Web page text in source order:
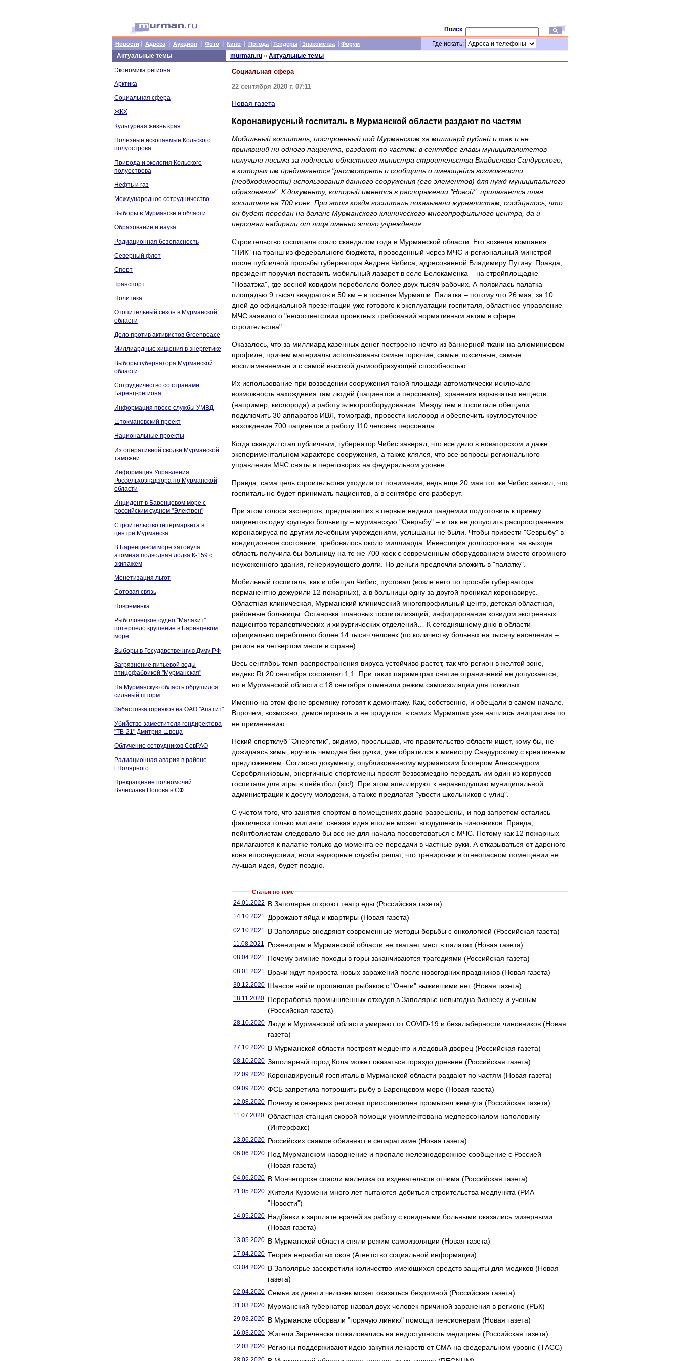
Поиск:
Новости Адреса Аукцион Фото Кино Погода Тендеры Знакомства Форум
Где искать:
Актуальные темы
Экономика региона
Арктика
Социальная сфера
ЖКХ
Культурная жизнь края
Полезные ископаемые Кольского
полуострова
Природа и экология Кольского
полуострова
Нефть и газ
Международное сотрудничество
Выборы в Мурманске и области
Образование и наука
Радиационная безопасность
Северный флот
Спорт
Транспорт
Политика
Отопительный сезон в Мурманской
области
Дело против активистов Greenpeace
Миллиардные хищения в энергетике
Выборы губернатора Мурманской
области
Сотрудничество со странами
Баренц-региона
Информация пресс-службы УМВД
Штокмановский проект
Национальные проекты
Из оперативной сводки Мурманской
таможни
Информация Управления
Россельхознадзора по Мурманской
области
Инцидент в Баренцевом море с
российским судном "Электрон"
Строительство гипермаркета в
центре Мурманска
В Баренцевом море затонула
атомная подводная лодка К-159 с
экипажем
Монетизация льгот
Сотовая связь
Повременка
Рыболовецкое судно "Малахит"
потерпело крушение в Баренцевом
море
Выборы в Государственную Думу РФ
Загрязнение питьевой воды
птицефабрикой "Мурманская"
На Мурманскую область обрушился
сильный шторм
Забастовка горняков на ОАО "Апатит"
Убийство заместителя гендиректора
"ТВ-21" Дмитрия Швеца
Облучение сотрудников СевРАО
Радиационная авария в районе
г.Полярного
Прекращение полномочий
Вячеслава Попова в СФ
murman.ru » Актуальные темы
Социальная сфера
22 сентября 2020 г. 07:11
Новая газета
Коронавирусный госпиталь в Мурманской области раздают по частям
Мобильный госпиталь, построенный под Мурманском за миллиард рублей и так и не
принявший ни одного пациента, раздают по частям: в сентябре главы муниципалитетов
получили письма за подписью областного министра строительства Владислава Сандурского,
в которых им предлагается "рассмотреть и сообщить о имеющейся возможности
(необходимости) использования данного сооружения (его элементов) для нужд муниципального
образования". К документу, который имеется в распоряжении "Новой", прилагается план
госпиталя на 700 коек. При этом когда госпиталь показывали журналистам, сообщалось, что
он будет передан на баланс Мурманского клинического многопрофильного центра, да и
персонал набирали от лица именно этого учреждения.
Строительство госпиталя стало скандалом года в Мурманской области. Его возвела компания
"ПИК" на транш из федерального бюджета, проведенный через МЧС и региональный минстрой
после публичной просьбы губернатора Андрея Чибиса, адресованной Владимиру Путину. Правда,
президент поручил поставить мобильный лазарет в селе Белокаменка – на стройплощадке
"Новатэка", где весной ковидом переболело более двух тысяч рабочих. А появилась палатка
площадью 9 тысяч квадратов в 50 км – в поселке Мурмаши. Палатка – потому что 26 мая, за 10
дней до официальной презентации уже готового к эксплуатации госпиталя, областное управление
МЧС заявило о "несоответствии проектных требований нормативным актам в сфере
строительства".
Оказалось, что за миллиард казенных денег построено нечто из баннерной ткани на алюминиевом
профиле, причем материалы использованы самые горючие, самые токсичные, самые
воспламеняемые и с самой высокой дымообразующей способностью.
Их использование при возведении сооружения такой площади автоматически исключало
возможность нахождения там людей (пациентов и персонала), хранения взрывчатых веществ
(например, кислорода) и работу электрооборудования. Между тем в госпитале обещали
подключить 30 аппаратов ИВЛ, томограф, провести кислород и обеспечить круглосуточное
нахождение 700 пациентов и работу 110 человек персонала.
Когда скандал стал публичным, губернатор Чибис заверял, что все дело в новаторском и даже
экспериментальном характере сооружения, а также клялся, что все вопросы регионального
управления МЧС сняты в переговорах на федеральном уровне.
Правда, сама цель строительства уходила от понимания, ведь еще 20 мая тот же Чибис заявил, что
госпиталь не будет принимать пациентов, а в сентябре его разберут.
При этом голоса экспертов, предлагавших в первые недели пандемии подготовить к приему
пациентов одну крупную больницу – мурманскую "Севрыбу" – и так не допустить распространения
коронавируса по другим лечебным учреждениям, услышаны не были. Чтобы привести "Севрыбу" в
кондиционное состояние, требовалось около миллиарда. Инвестиция долгосрочная: на выходе
область получила бы больницу на те же 700 коек с современным оборудованием вместо огромного
неухоженного здания, генерирующего долги. Но деньги предпочли вложить в "палатку".
Мобильный госпиталь, как и обещал Чибис, пустовал (возле него по просьбе губернатора
перманентно дежурили 12 пожарных), а в больницы одну за другой проникал коронавирус.
Областная клиническая, Мурманский клинический многопрофильный центр, детская областная,
районные больницы. Остановка плановых госпитализаций, инфицирование ковидом экстренных
пациентов терапевтических и хирургических отделений… К сегодняшнему дню в области
официально переболело более 14 тысяч человек (по количеству больных на тысячу населения –
регион на четвертом месте в стране).
Весь сентябрь темп распространения вируса устойчиво растет, так что регион в желтой зоне,
индекс Rt 20 сентября составлял 1,1. При таких параметрах снятие ограничений не допускается,
но в Мурманской области с 18 сентября отменили режим самоизоляции для пожилых.
Именно на этом фоне времянку готовят к демонтажу. Как, собственно, и обещали в самом начале.
Впрочем, возможно, демонтировать и не придется: в самих Мурмашах уже нашлась инициатива по
ее применению.
Некий спортклуб "Энергетик", видимо, прослышав, что правительство области ищет, кому бы, не
дожидаясь зимы, вручить чемодан без ручки, уже обратился к министру Сандурскому с креативным
предложением. Согласно документу, опубликованному мурманским блогером Александром
Серебряниковым, энергичные спортсмены просят безвозмездно передать им один из корпусов
госпиталя для игры в пейнтбол (sic!). При этом апеллируют к неравнодушию муниципальной
администрации к досугу молодежи, а также предлагая "увести школьников с улиц".
С учетом того, что занятия спортом в помещениях давно разрешены, и под запретом остались
фактически только митинги, свежая идея вполне может воодушевить чиновников. Правда,
пейнтболистам следовало бы все же для начала посоветоваться с МЧС. Потому как 12 пожарных
прилагаются к палатке только до момента ее передачи в частные руки. А отказываться от дареного
коня впоследствии, если надзорные службы решат, что тренировки в огнеопасном помещении не
лучшая идея, будет поздно.
Статьи по теме
24.01.2022 В Заполярье откроют театр еды (Российская газета)
14.10.2021 Дорожают яйца и квартиры (Новая газета)
02.10.2021 В Заполярье внедряют современные методы борьбы с онкологией (Российская газета)
11.08.2021 Роженицам в Мурманской области не хватает мест в палатах (Новая газета)
08.04.2021 Почему зимние походы в горы заканчиваются трагедиями (Российская газета)
08.01.2021 Врачи ждут прироста новых заражений после новогодних праздников (Новая газета)
30.12.2020 Шансов найти пропавших рыбаков с "Онеги" выжившими нет (Новая газета)
18.11.2020 Переработка промышленных отходов в Заполярье невыгодна бизнесу и ученым
(Российская газета)
28.10.2020 Люди в Мурманской области умирают от COVID-19 и безалаберности чиновников (Новая
газета)
27.10.2020 В Мурманской области построят медцентр и ледовый дворец (Российская газета)
08.10.2020 Заполярный город Кола может оказаться гораздо древнее (Российская газета)
22.09.2020 Коронавирусный госпиталь в Мурманской области раздают по частям (Новая газета)
09.09.2020 ФСБ запретила потрошить рыбу в Баренцевом море (Новая газета)
12.08.2020 Почему в северных регионах приостановлен промысел жемчуга (Российская газета)
11.07.2020 Областная станция скорой помощи укомплектована медперсоналом наполовину
(Интерфакс)
13.06.2020 Российских саамов обвиняют в сепаратизме (Новая газета)
06.06.2020 Под Мурманском наводнение и пропало железнодорожное сообщение с Россией
(Новая газета)
04.06.2020 В Мончегорске спасли мальчика от издевательств отчима (Российская газета)
21.05.2020 Жители Кузомени много лет пытаются добиться строительства медпункта (РИА
"Новости")
14.05.2020 Надбавки к зарплате врачей за работу с ковидными больными оказались мизерными
(Новая газета)
13.05.2020 В Мурманской области сняли режим самоизоляции (Новая газета)
17.04.2020 Теория неразбитых окон (Агентство социальной информации)
03.04.2020 В Заполярье засекретили количество имеющихся средств защиты для медиков (Новая
газета)
02.04.2020 Семья из девяти человек может оказаться бездомной (Российская газета)
31.03.2020 Мурманский губернатор назвал двух человек причиной заражения в регионе (РБК)
29.03.2020 В Мурманске оборвали "горячую линию" помощи пенсионерам (Новая газета)
16.03.2020 Жители Зареченска пожаловались на недоступность медицины (Российская газета)
12.03.2020 Регионы поддерживают идею закупки лекарств от СМА на федеральном уровне (ТАСС)